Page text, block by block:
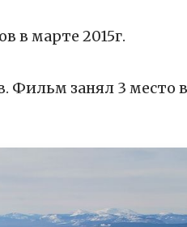
в марте 2015г.
Фильм занял 3 место